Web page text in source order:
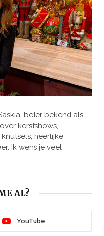
beter bekend als
kerstshows,
heerlijke
Ik wens je veel
AL?
YouTube